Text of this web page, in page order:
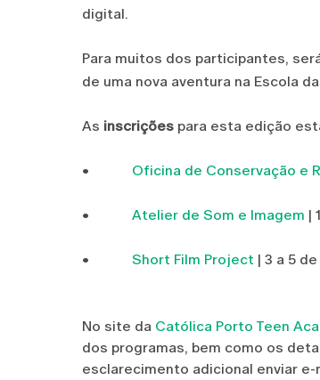
digital.
Para muitos dos participantes,
de uma nova aventura na Escola
As inscrições para esta edição
• Oficina de Conservação e
• Atelier de Som e Imagem |
• Short Film Project | 3 a 5
No site da Católica Porto Teen
dos programas, bem como os
esclarecimento adicional enviar